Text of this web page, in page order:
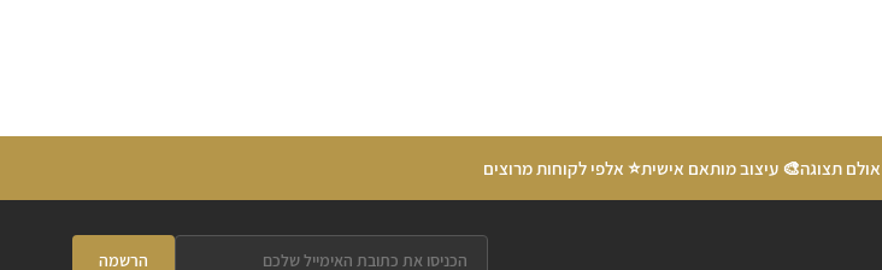
🎨 עיצוב מותאם אישית⭐ אלפי לקוחות מרוצים
הרשמה